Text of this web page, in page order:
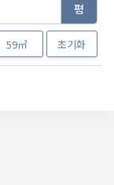
평
59㎡ 초기화